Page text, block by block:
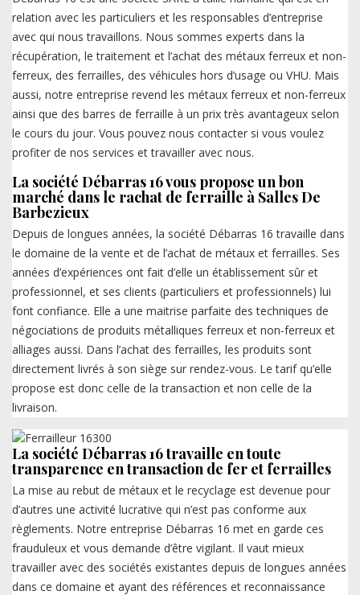
relation avec les particuliers et les responsables d’entreprise
avec qui nous travaillons. Nous sommes experts dans la
récupération, le traitement et l’achat des métaux ferreux et non-
ferreux, des ferrailles, des véhicules hors d’usage ou VHU. Mais
aussi, notre entreprise revend les métaux ferreux et non-ferreux
ainsi que des barres de ferraille à un prix très avantageux selon
le cours du jour. Vous pouvez nous contacter si vous voulez
profiter de nos services et travailler avec nous.
La société Débarras 16 vous propose un bon
marché dans le rachat de ferraille à Salles De
Barbezieux
Depuis de longues années, la société Débarras 16 travaille dans
le domaine de la vente et de l’achat de métaux et ferrailles. Ses
années d’expériences ont fait d’elle un établissement sûr et
professionnel, et ses clients (particuliers et professionnels) lui
font confiance. Elle a une maitrise parfaite des techniques de
négociations de produits métalliques ferreux et non-ferreux et
alliages aussi. Dans l’achat des ferrailles, les produits sont
directement livrés à son siège sur rendez-vous. Le tarif qu’elle
propose est donc celle de la transaction et non celle de la
livraison.
La société Débarras 16 travaille en toute
transparence en transaction de fer et ferrailles
La mise au rebut de métaux et le recyclage est devenue pour
d’autres une activité lucrative qui n’est pas conforme aux
règlements. Notre entreprise Débarras 16 met en garde ces
frauduleux et vous demande d’être vigilant. Il vaut mieux
travailler avec des sociétés existantes depuis de longues années
dans ce domaine et ayant des références et reconnaissance